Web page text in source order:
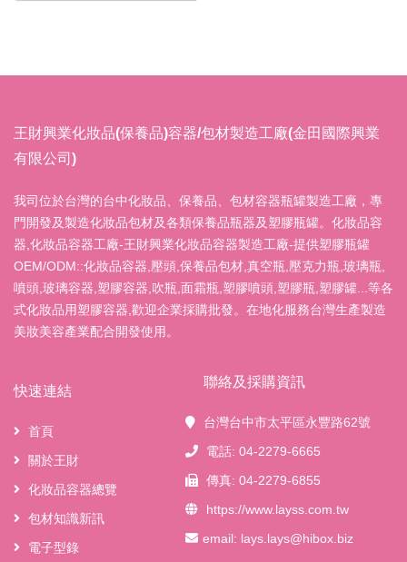
王財興業化妝品(保養品)容器/包材製造工廠(金田國際興業
有限公司)
我司位於台灣的台中化妝品、保養品、包材容器瓶罐製造工廠，專
門開發及製造化妝品包材及各類保養品瓶器及塑膠瓶罐。化妝品容
器,化妝品容器工廠-王財興業化妝品容器製造工廠-提供塑膠瓶罐
OEM/ODM::化妝品容器,壓頭,保養品包材,真空瓶,壓克力瓶,玻璃瓶,
噴頭,玻璃容器,塑膠容器,吹瓶,面霜瓶,塑膠噴頭,塑膠瓶,塑膠罐...等各
式化妝品用塑膠容器,歡迎企業採購批發。在地化服務台灣生產製造
美妝美容產業配合開發使用。
快速連結
首頁
關於王財
化妝品容器總覽
包材知識新訊
電子型錄
聯絡及採購資訊
台灣台中市太平區永豐路62號
電話: 04-2279-6665
傳真: 04-2279-6855
https://www.layss.com.tw
email: lays.lays@hibox.biz